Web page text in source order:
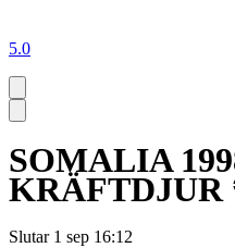
5.0
SOMALIA
KRÄFTDJUR
Slutar 1 sep 16:12